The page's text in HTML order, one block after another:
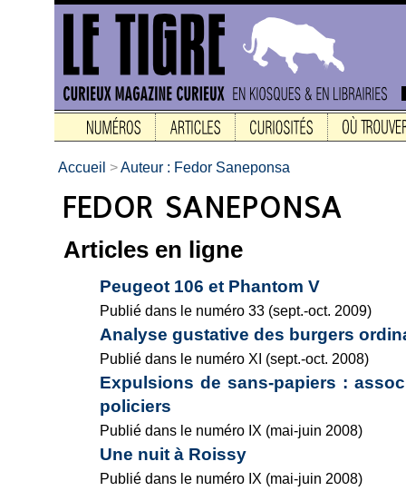
Accueil >Auteur : Fedor Saneponsa
Articles en ligne
Peugeot 106 et Phantom V
Publié dans le numéro 33 (sept.-oct. 2009)
Analyse gustative des burgers
Publié dans le numéro XI (sept.-oct. 2008)
Expulsions de sans-papiers :
policiers
Publié dans le numéro IX (mai-juin 2008)
Une nuit à Roissy
Publié dans le numéro IX (mai-juin 2008)